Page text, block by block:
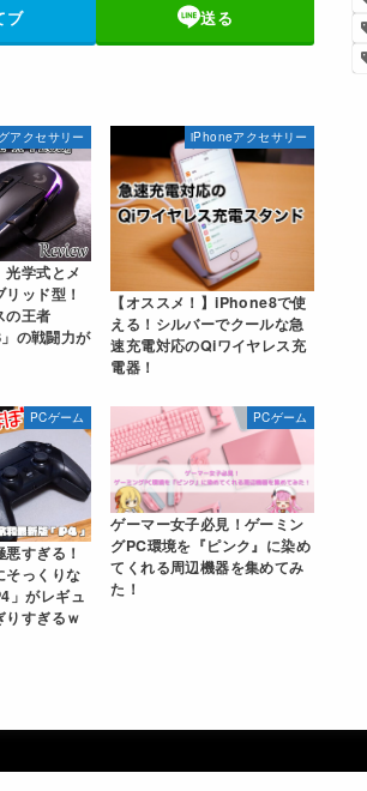
ブ 送る
アクセサリー
光学式とメ
ッド型！
の王者
の戦闘力が
iPhoneアクセサリー
【オススメ！】iPhone8で使
える！シルバーでクールな急
速充電対応のQiワイヤレス充
電器！
PCゲーム
悪すぎる！
そっくりな
」がレギュ
りすぎるｗ
PCゲーム
ゲーマー女子必見！ゲーミン
グPC環境を『ピンク』に染め
てくれる周辺機器を集めてみ
た！